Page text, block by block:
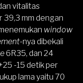
vitalitas
39,3 mm dengan
window
nya dibekali
6R35, dan 24
-15 detik per
lama yaitu 70